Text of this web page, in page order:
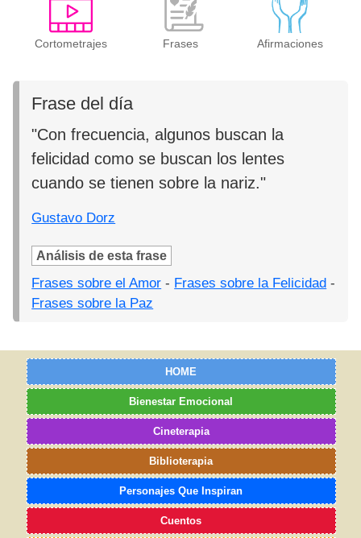
Cortometrajes Frases Afirmaciones
Frase del día
"Con frecuencia, algunos buscan la
felicidad como se buscan los lentes
cuando se tienen sobre la nariz."
Gustavo Dorz
Análisis de esta frase
Frases sobre el Amor - Frases sobre la Felicidad -
Frases sobre la Paz
HOME
Bienestar Emocional
Cineterapia
Biblioterapia
Personajes Que Inspiran
Cuentos